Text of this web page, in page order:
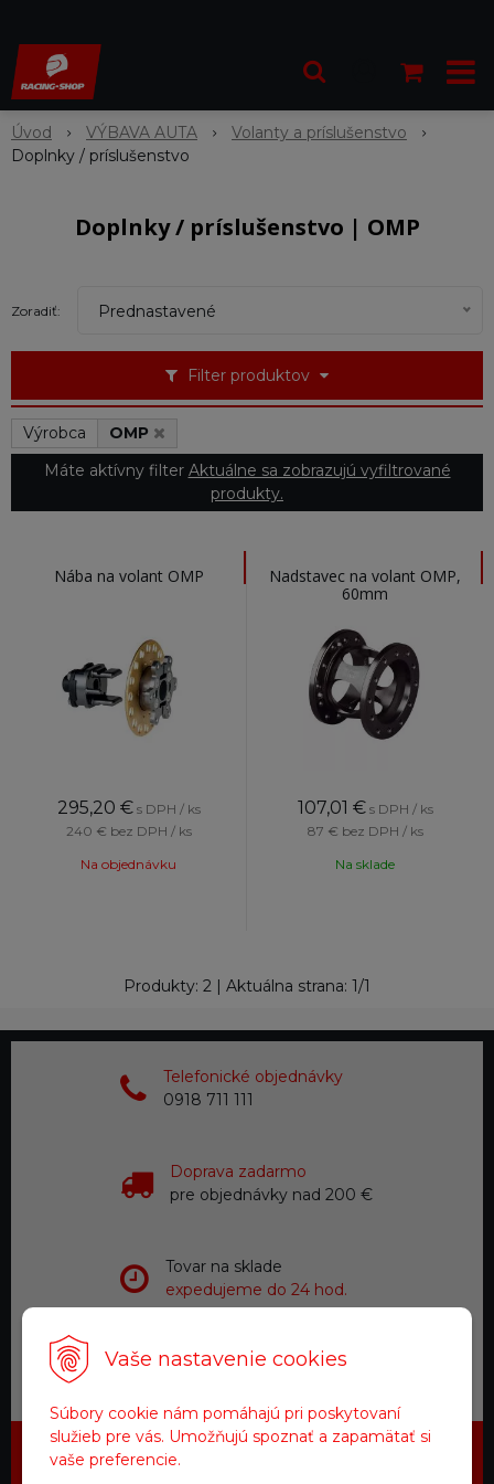
Vaše nastavenie cookies
Súbory cookie nám pomáhajú pri poskytovaní
služieb pre vás. Umožňujú spoznať a zapamätať si
vaše preferencie.
Úvod VÝBAVA AUTA
Volanty a príslušenstvo
Doplnky / príslušenstvo
Doplnky / príslušenstvo | OMP
Filter produktov
Zoradiť: Prednastavené
Výrobca
OMP
Máte aktívny filter Aktuálne sa zobrazujú vyfiltrované
produkty.
Nába na volant OMP
295,20 € s DPH / ks
240 € bez DPH / ks
Na objednávku
Nadstavec na volant OMP,
60mm
107,01 € s DPH / ks
87 € bez DPH / ks
Na sklade
Produkty: 2 | Aktuálna strana: 1/1
Telefonické objednávky
0918 711 111
Doprava zadarmo
pre objednávky nad 200 €
Tovar na sklade
expedujeme do 24 hod.
Zákaznícky servis